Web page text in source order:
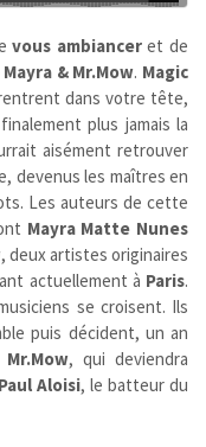
vous ambianceret de
& Mr.Mow. Magic
dans votre tête,
plus jamais la
aisément retrouver
devenus les maîtres en
Les auteurs de cette
Mayra Matte Nunes
, deux artistes originaires
actuellement à Paris.
se croisent. Ils
puis décident, un an
, qui deviendra
Paul Aloisi, le batteur du